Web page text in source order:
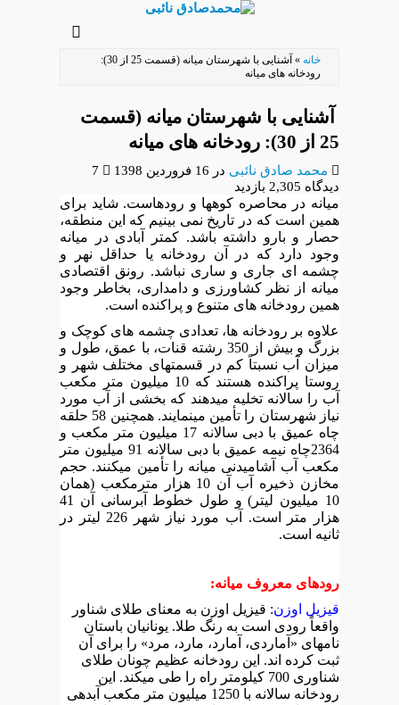
محتوای
اصلی
خانه »
آشنایی با شهرستان میانه (قسمت 25 از 30):
رودخانه های میانه
آشنایی با شهرستان میانه (قسمت
25 از 30): رودخانه های میانه
محمد صادق نائبی در 16 فروردین 1398
7
دیدگاه 2,305 بازدید
میانه در محاصره کوهها و رودهاست. شاید برای
همین است که در تاریخ نمی بینیم که این منطقه،
حصار و بارو داشته باشد. کمتر آبادی در میانه
وجود دارد که در آن رودخانه یا حداقل نهر و
چشمه ای جاری و ساری نباشد. رونق اقتصادی
میانه از نظر کشاورزی و دامداری، بخاطر وجود
همین رودخانههای متنوع و پراکنده است.
علاوه بر رودخانه ها، تعدادی چشمه های کوچک و
بزرگ و بیش از 350 رشته قنات، با عمق، طول و
میزان آب نسبتاً کم در قسمتهای مختلف شهر و
روستا پراکنده هستند که 10 میلیون متر مکعب
آب را سالانه تخلیه میدهند که بخشی از آب مورد
نیاز شهرستان را تأمین مینمایند. همچنین 58 حلقه
چاه عمیق با دبی سالانه 17 میلیون متر مکعب و
2364چاه نیمه عمیق با دبی سالانه 91 میلیون متر
مکعب آب آشامیدنی میانه را تأمین میکنند. حجم
مخازن ذخیره آب آن 10 هزار مترمکعب (همان
10 میلیون لیتر) و طول خطوط آبرسانی آن 41
هزار متر است. آب مورد نیاز شهر 226 لیتر در
ثانیه است.
رودهای معروف میانه:
قیزیل اوزن: قیزیل اوزن به معنای طلای شناور
واقعاً رودی است به رنگ طلا. یونانیان باستان
نامهای «آماردی، آمارد، مارد، مرد» را برای آن
ثبت کرده اند. این رودخانه عظیم چونان طلای
شناوری 700 کیلومتر راه را طی میکند. این
رودخانه سالانه با 1250 میلیون متر مکعب آبدهی